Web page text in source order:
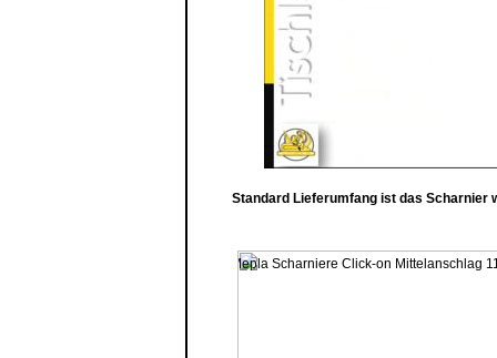
Standard Lieferumfang ist das Scharnier